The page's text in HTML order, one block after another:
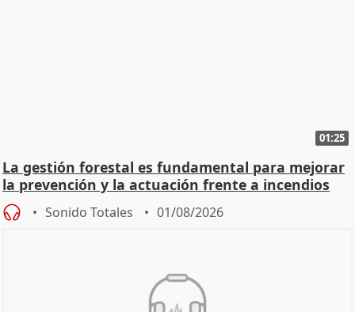
01:25
La gestión forestal es fundamental para mejorar
la prevención y la actuación frente a incendios
Sonido Totales 01/08/2026